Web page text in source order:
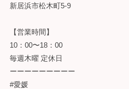
新居浜市松木町5-9
【営業時間】
10：00〜18：00
毎週木曜 定休日
ーーーーーーーーー
#愛媛